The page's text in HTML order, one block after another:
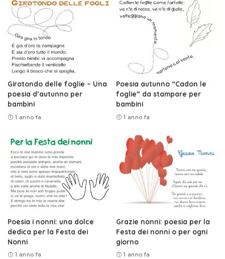
Girotondo delle foglie – Una
poesia d’autunno per
bambini
1 anno fa
Poesia autunno “Cadon le
foglie” da stampare per
bambini
1 anno fa
Poesia i nonni: una dolce
dedica per la Festa dei
Nonni
1 anno fa
Grazie nonni: poesia per la
Festa dei nonni o per ogni
giorno
1 anno fa